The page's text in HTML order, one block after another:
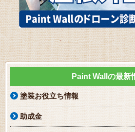
Paint Wallの最新
塗装お役立ち情報
助成金